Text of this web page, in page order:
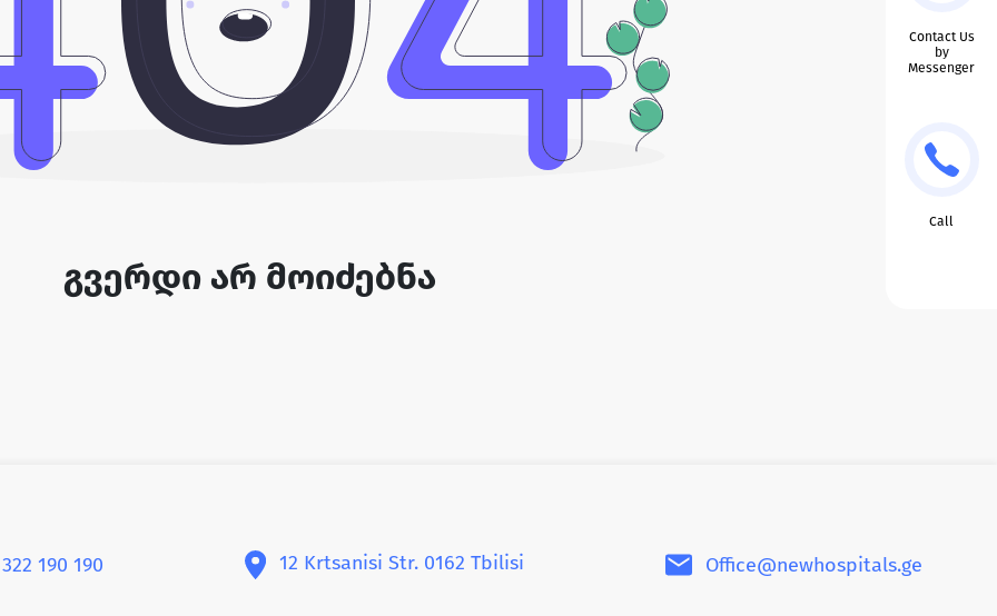
Contact Us
by
Messenger
Call
გვერდი არ მოიძებნა
190 190 12 Krtsanisi Str. 0162 Tbilisi Office@newhospitals.ge